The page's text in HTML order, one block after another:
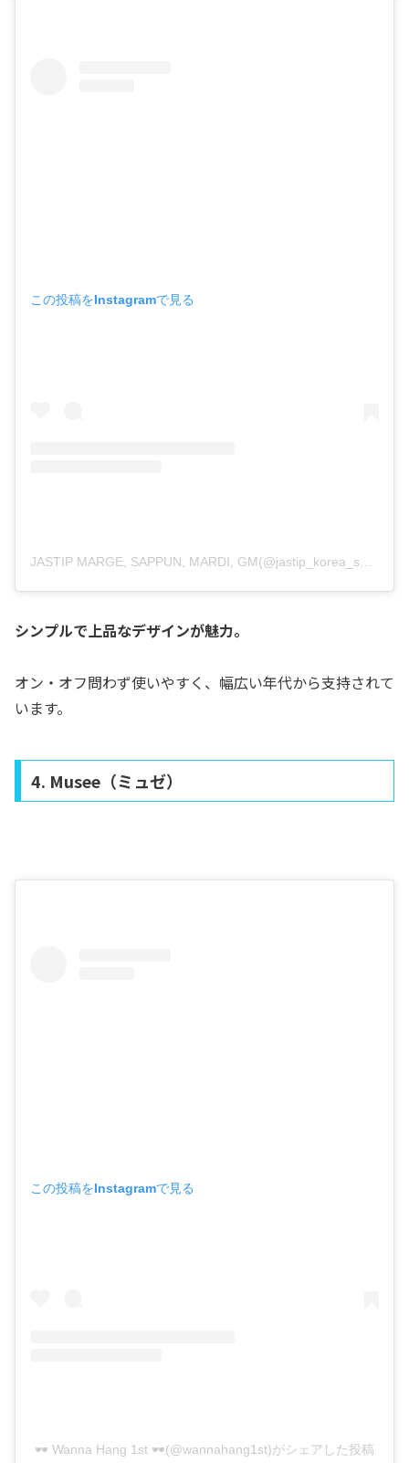
この投稿をInstagramで見る
JASTIP MARGE, SAPPUN, MARDI, GM(@jastip_korea_shop)がシェアした投稿
シンプルで上品なデザインが魅力。
オン・オフ問わず使いやすく、幅広い年代から支持されて
います。
4. Musee（ミュゼ）
この投稿をInstagramで見る
🕶 Wanna Hang 1st 🕶(@wannahang1st)がシェアした投稿